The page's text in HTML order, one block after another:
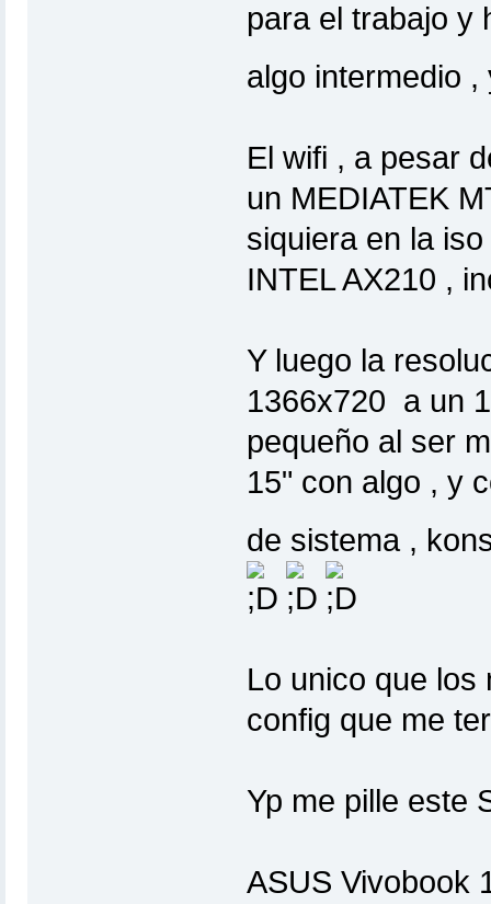
para el trabajo y
algo intermedio
El wifi , a pesar
un MEDIATEK
siquiera en la
INTEL AX210 ,
Y luego la
1366x720 a un
pequeño al ser
15" con algo , y
de sistema ,
Lo unico que los
config que me
Yp me pille este
ASUS Vivobook